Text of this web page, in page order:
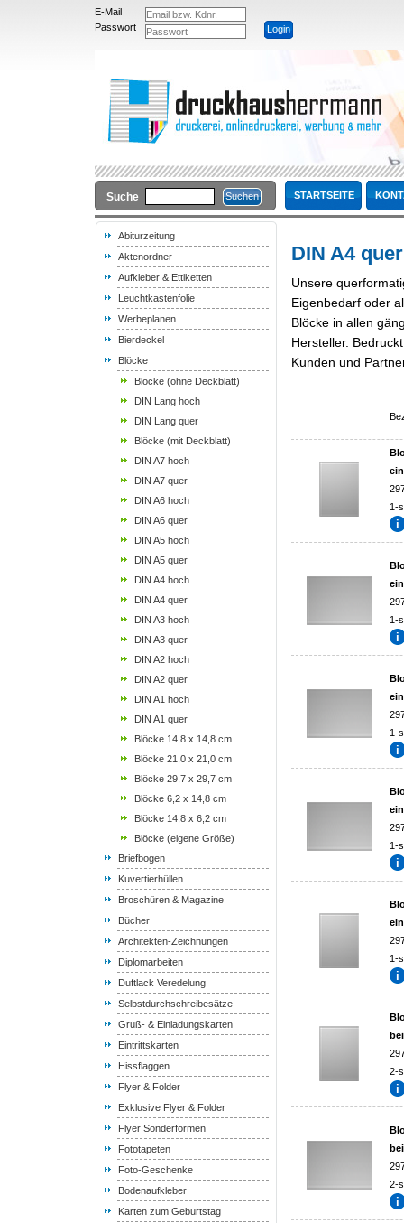
E-Mail
Passwort
Suche STARTSEITE
Abiturzeitung
Aktenordner
Aufkleber & Ettiketten
Leuchtkastenfolie
Werbeplanen
Bierdeckel
Blöcke
Blöcke (ohne Deckblatt)
DIN Lang hoch
DIN Lang quer
Blöcke (mit Deckblatt)
DIN A7 hoch
DIN A7 quer
DIN A6 hoch
DIN A6 quer
DIN A5 hoch
DIN A5 quer
DIN A4 hoch
DIN A4 quer
DIN A3 hoch
DIN A3 quer
DIN A2 hoch
DIN A2 quer
DIN A1 hoch
DIN A1 quer
Blöcke 14,8 x 14,8 cm
Blöcke 21,0 x 21,0 cm
Blöcke 29,7 x 29,7 cm
Blöcke 6,2 x 14,8 cm
Blöcke 14,8 x 6,2 cm
Blöcke (eigene Größe)
Briefbogen
Kuvertierhüllen
Broschüren & Magazine
Bücher
Architekten-Zeichnungen
Diplomarbeiten
Duftlack Veredelung
Selbstdurchschreibesätze
Gruß- & Einladungskarten
Eintrittskarten
Hissflaggen
Flyer & Folder
Exklusive Flyer & Folder
Flyer Sonderformen
Fototapeten
Foto-Geschenke
Bodenaufkleber
Karten zum Geburtstag
DIN A4 quer
Unsere
Eigenbedarf oder
Blöcke in allen
Hersteller.
Kunden und
1-
1-
1-
1-
1-
2-
2-